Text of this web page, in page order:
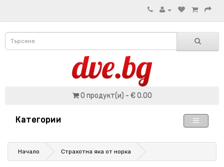
0 продукт(и) - € 0.00
Категории
Начало Страхотна яка от норка